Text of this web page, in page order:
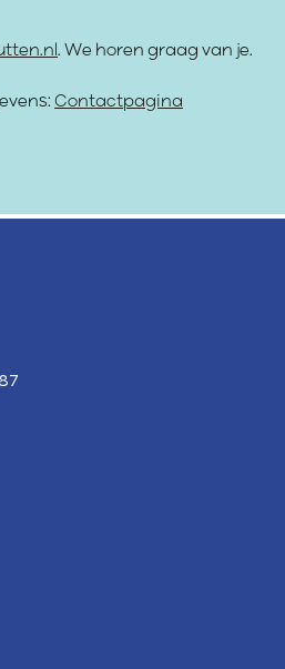
. We horen graag van je.
Contactpagina